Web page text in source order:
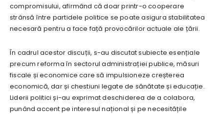
compromisului, afirmând că doar printr-o cooperare
strânsă între partidele politice se poate asigura stabilitatea
necesară pentru a face față provocărilor actuale ale țării.
În cadrul acestor discuții, s-au discutat subiecte esențiale
precum reforma în sectorul administrației publice, măsuri
fiscale și economice care să impulsioneze creșterea
economică, dar și chestiuni legate de sănătate și educație.
Liderii politici și-au exprimat deschiderea de a colabora,
punând accent pe interesul național și pe necesitățile